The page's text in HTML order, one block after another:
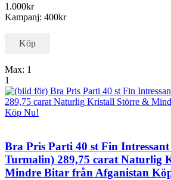
1.000kr
Kampanj: 400kr
Köp
Max: 1
1
Bra Pris Parti 40 st Fin
Turmalin) 289,75 carat Naturlig
Mindre Bitar från Afganistan